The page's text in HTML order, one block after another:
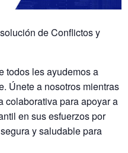
de Conflictos y
todos les ayudemos a
Únete a nosotros mientras
colaborativa para apoyar a
en sus esfuerzos por
y saludable para